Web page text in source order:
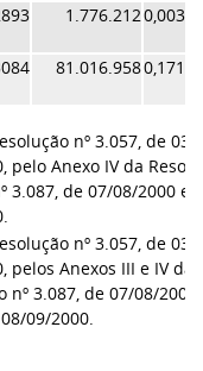
1.776.212
81.016.958
nº 3.057, de 03/
pelo Anexo IV da
3.087, de 07/08/2000 e
nº 3.057, de 03/
pelos Anexos III e IV da
nº 3.087, de 07/08/
09/2000.